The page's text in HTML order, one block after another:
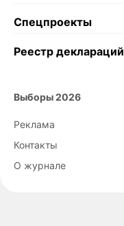
Спецпроекты
Реестр деклараций
Выборы 2026
Реклама
Контакты
О журнале